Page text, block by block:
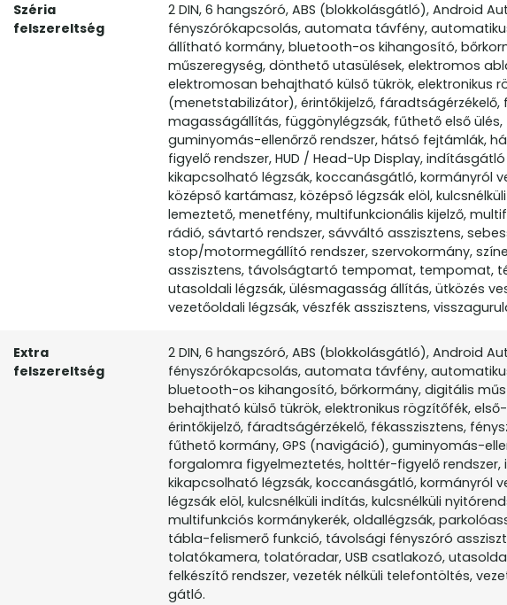
Széria
felszereltség
2 DIN, 6 hangszóró, ABS (blokkolásgátló), Android
fényszórókapcsolás, automata távfény,
állítható kormány, bluetooth-os kihangosító,
műszeregység, dönthető utasülések, elektromos
elektromosan behajtható külső tükrök, elektronikus
(menetstabilizátor), érintőkijelző,
magasságállítás, függönylégzsák, fűthető első
guminyomás-ellenőrző rendszer, hátsó fejtámlák,
figyelő rendszer, HUD / Head-Up Display,
kikapcsolható légzsák, koccanásgátló, kormányról
középső kartámasz, középső légzsák elöl,
lemeztető, menetfény, multifunkcionális kijelző,
rádió, sávtartó rendszer, sávváltó asszisztens,
stop/motormegállító rendszer, szervokormány,
asszisztens, távolságtartó tempomat, tempomat,
utasoldali légzsák, ülésmagasság állítás, ütközés
vezetőoldali légzsák, vészfék asszisztens,
Extra
felszereltség
2 DIN, 6 hangszóró, ABS (blokkolásgátló), Android
fényszórókapcsolás, automata távfény,
bluetooth-os kihangosító, bőrkormány, digitális
behajtható külső tükrök, elektronikus rögzítőfék,
érintőkijelző, fáradtságérzékelő, fékasszisztens,
fűthető kormány, GPS (navigáció), guminyomás-
forgalomra figyelmeztetés, holttér-figyelő rendszer,
kikapcsolható légzsák, koccanásgátló, kormányról
légzsák elöl, kulcsnélküli indítás, kulcsnélküli
multifunkciós kormánykerék, oldallégzsák,
tábla-felismerő funkció, távolsági fényszóró
tolatókamera, tolatóradar, USB csatlakozó,
felkészítő rendszer, vezeték nélküli telefontöltés,
gátló.